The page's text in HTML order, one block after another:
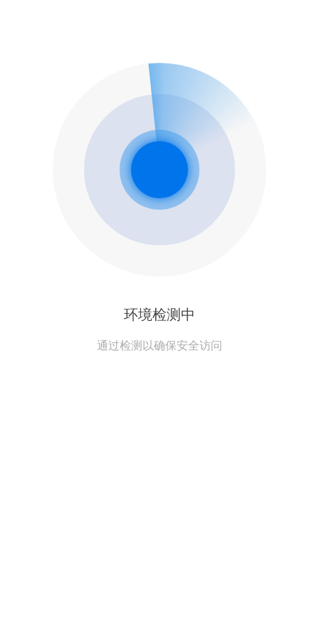
环境检测中
通过检测以确保安全访问